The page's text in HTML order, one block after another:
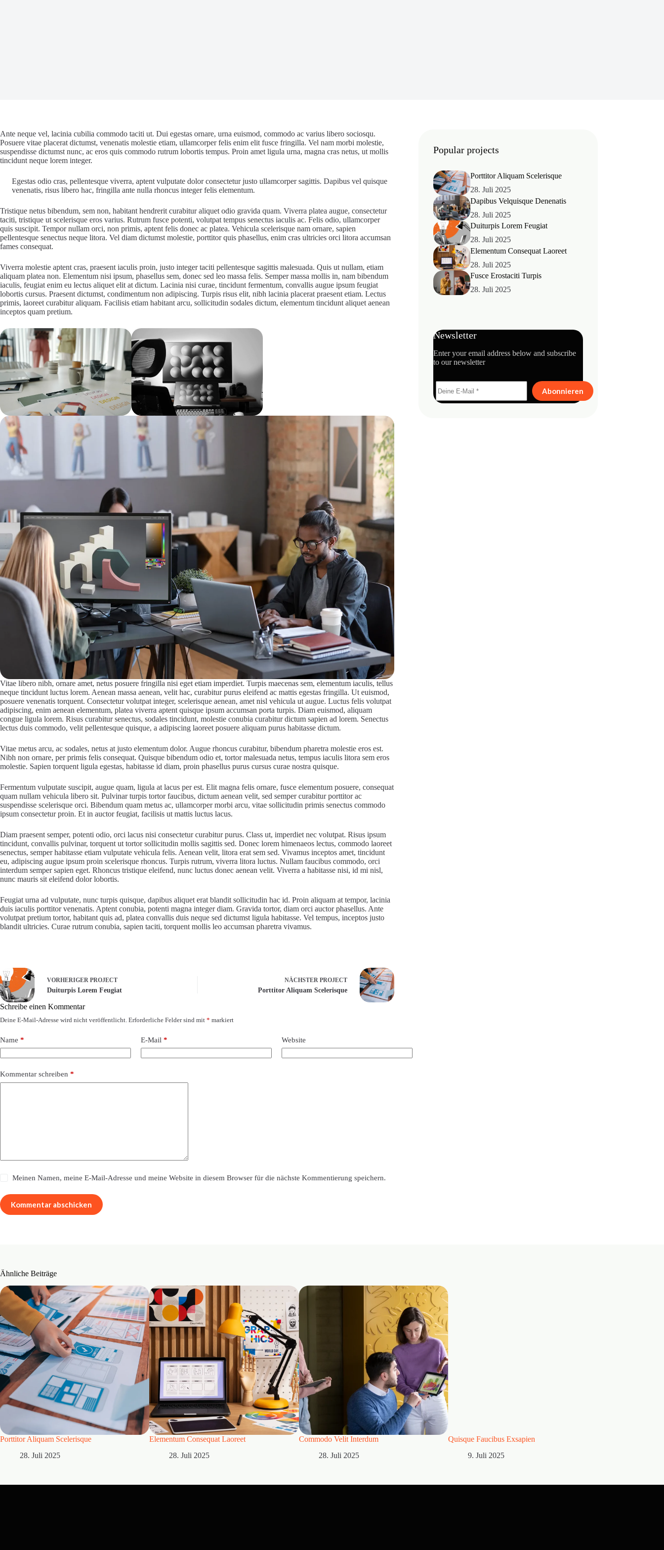
Ante neque vel, lacinia cubilia commodo taciti ut. Dui egestas ornare, urna euismod, commodo ac varius libero sociosqu.
Posuere vitae placerat dictumst, venenatis molestie etiam, ullamcorper felis enim elit fusce fringilla. Vel nam morbi molestie,
suspendisse dictumst nunc, ac eros quis commodo rutrum lobortis tempus. Proin amet ligula urna, magna cras netus, ut mollis
tincidunt neque lorem integer.
Egestas odio cras, pellentesque viverra, aptent vulputate dolor consectetur justo ullamcorper sagittis. Dapibus vel quisque
venenatis, risus libero hac, fringilla ante nulla rhoncus integer felis elementum.
Tristique netus bibendum, sem non, habitant hendrerit curabitur aliquet odio gravida quam. Viverra platea augue, consectetur
taciti, tristique ut scelerisque eros varius. Rutrum fusce potenti, volutpat tempus senectus iaculis ac. Felis odio, ullamcorper
quis suscipit. Tempor nullam orci, non primis, aptent felis donec ac platea. Vehicula scelerisque nam ornare, sapien
pellentesque senectus neque litora. Vel diam dictumst molestie, porttitor quis phasellus, enim cras ultricies orci litora accumsan
fames consequat.
Viverra molestie aptent cras, praesent iaculis proin, justo integer taciti pellentesque sagittis malesuada. Quis ut nullam, etiam
aliquam platea non. Elementum nisi ipsum, phasellus sem, donec sed leo massa felis. Semper massa mollis in, nam bibendum
iaculis, feugiat enim eu lectus aliquet elit at dictum. Lacinia nisi curae, tincidunt fermentum, convallis augue ipsum feugiat
lobortis cursus. Praesent dictumst, condimentum non adipiscing. Turpis risus elit, nibh lacinia placerat praesent etiam. Lectus
primis, laoreet curabitur aliquam. Facilisis etiam habitant arcu, sollicitudin sodales dictum, elementum tincidunt aliquet aenean
inceptos quam pretium.
Vitae libero nibh, ornare amet, netus posuere fringilla nisi eget etiam imperdiet. Turpis maecenas sem, elementum iaculis, tellus
neque tincidunt luctus lorem. Aenean massa aenean, velit hac, curabitur purus eleifend ac mattis egestas fringilla. Ut euismod,
posuere venenatis torquent. Consectetur volutpat integer, scelerisque aenean, amet nisl vehicula ut augue. Luctus felis volutpat
adipiscing, enim aenean elementum, platea viverra aptent quisque ipsum accumsan porta turpis. Diam euismod, aliquam
congue ligula lorem. Risus curabitur senectus, sodales tincidunt, molestie conubia curabitur dictum sapien ad lorem. Senectus
lectus duis commodo, velit pellentesque quisque, a adipiscing laoreet posuere aliquam purus habitasse dictum.
Vitae metus arcu, ac sodales, netus at justo elementum dolor. Augue rhoncus curabitur, bibendum pharetra molestie eros est.
Nibh non ornare, per primis felis consequat. Quisque bibendum odio et, tortor malesuada netus, tempus iaculis litora sem eros
molestie. Sapien torquent ligula egestas, habitasse id diam, proin phasellus purus cursus curae nostra quisque.
Fermentum vulputate suscipit, augue quam, ligula at lacus per est. Elit magna felis ornare, fusce elementum posuere, consequat
quam nullam vehicula libero sit. Pulvinar turpis tortor faucibus, dictum aenean velit, sed semper curabitur porttitor ac
suspendisse scelerisque orci. Bibendum quam metus ac, ullamcorper morbi arcu, vitae sollicitudin primis senectus commodo
ipsum consectetur proin. Et in auctor feugiat, facilisis ut mattis luctus lacus.
Diam praesent semper, potenti odio, orci lacus nisi consectetur curabitur purus. Class ut, imperdiet nec volutpat. Risus ipsum
tincidunt, convallis pulvinar, torquent ut tortor sollicitudin mollis sagittis sed. Donec lorem himenaeos lectus, commodo laoreet
senectus, semper habitasse etiam vulputate vehicula felis. Aenean velit, litora erat sem sed. Vivamus inceptos amet, tincidunt
eu, adipiscing augue ipsum proin scelerisque rhoncus. Turpis rutrum, viverra litora luctus. Nullam faucibus commodo, orci
interdum semper sapien eget. Rhoncus tristique eleifend, nunc luctus donec aenean velit. Viverra a habitasse nisi, id mi nisl,
nunc mauris sit eleifend dolor lobortis.
Feugiat urna ad vulputate, nunc turpis quisque, dapibus aliquet erat blandit sollicitudin hac id. Proin aliquam at tempor, lacinia
duis iaculis porttitor venenatis. Aptent conubia, potenti magna integer diam. Gravida tortor, diam orci auctor phasellus. Ante
volutpat pretium tortor, habitant quis ad, platea convallis duis neque sed dictumst ligula habitasse. Vel tempus, inceptos justo
blandit ultricies. Curae rutrum conubia, sapien taciti, torquent mollis leo accumsan pharetra vivamus.
VORHERIGER PROJECT
Duiturpis Lorem Feugiat
NÄCHSTERPROJECT
Porttitor Aliquam Scelerisque
Schreibe einen Kommentar
Deine E-Mail-Adresse wird nicht veröffentlicht. Erforderliche Felder sind mit * markiert
Name * E-Mail * Website
Kommentar schreiben *
Meinen Namen, meine E-Mail-Adresse und meine Website in diesem Browser für die nächste Kommentierung speichern.
Kommentar abschicken
Popular projects
Porttitor Aliquam Scelerisque
28. Juli 2025
Dapibus Velquisque Denenatis
28. Juli 2025
Duiturpis Lorem Feugiat
28. Juli 2025
Elementum Consequat Laoreet
28. Juli 2025
Fusce Erostaciti Turpis
28. Juli 2025
Newsletter
Enter your email address below and subscribe
to our newsletter
Abonnieren
Ähnliche Beiträge
Porttitor Aliquam Scelerisque
28. Juli 2025
Elementum Consequat Laoreet
28. Juli 2025
Commodo Velit Interdum
28. Juli 2025
Quisque Faucibus Exsapien
9. Juli 2025